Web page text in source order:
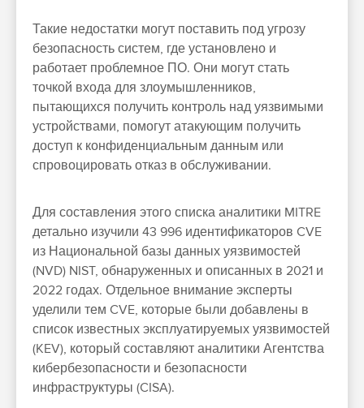
Такие недостатки могут поставить под угрозу
безопасность систем, где установлено и
работает проблемное ПО. Они могут стать
точкой входа для злоумышленников,
пытающихся получить контроль над уязвимыми
устройствами, помогут атакующим получить
доступ к конфиденциальным данным или
спровоцировать отказ в обслуживании.
Для составления этого списка аналитики MITRE
детально изучили 43 996 идентификаторов CVE
из Национальной базы данных уязвимостей
(NVD) NIST, обнаруженных и описанных в 2021 и
2022 годах. Отдельное внимание эксперты
уделили тем CVE, которые были добавлены в
список известных эксплуатируемых уязвимостей
(KEV), который составляют аналитики Агентства
кибербезопасности и безопасности
инфраструктуры (CISA).